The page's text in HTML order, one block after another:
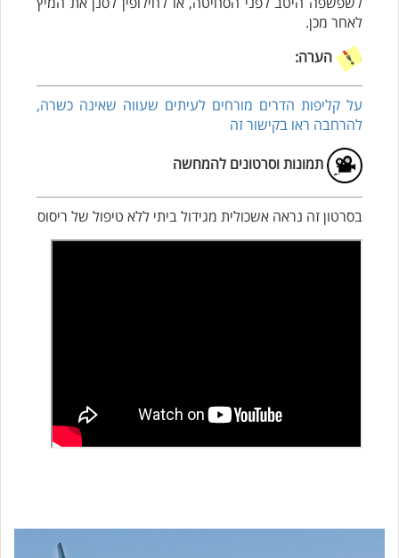
לאחר מכן.
הערה:
על קליפות הדרים מורחים לעיתים שעווה שאינה כשרה,
להרחבה ראו בקישור זה
תמונות וסרטונים להמחשה
בסרטון זה נראה אשכולית מגידול ביתי ללא טיפול של ריסוס